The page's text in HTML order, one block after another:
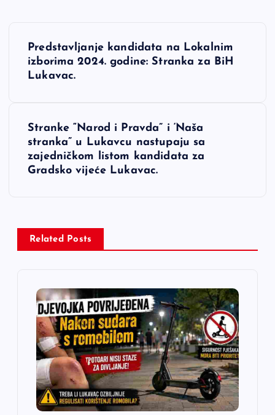
NPredstavljanje kandidata na Lokalnim
izborima 2024. godine: Stranka za BiH
Lukavac.
Stranke “Narod i Pravda” i ‘Naša
stranka” u Lukavcu nastupaju sa
zajedničkom listom kandidata za
Gradsko vijeće Lukavac.
Related Posts